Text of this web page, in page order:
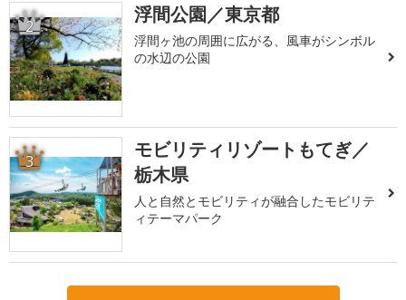
2 浮間公園／東京都
浮間ヶ池の周囲に広がる、風車がシンボル
の水辺の公園
3
モビリティリゾートもてぎ／
栃木県
人と自然とモビリティが融合したモビリテ
ィテーマパーク